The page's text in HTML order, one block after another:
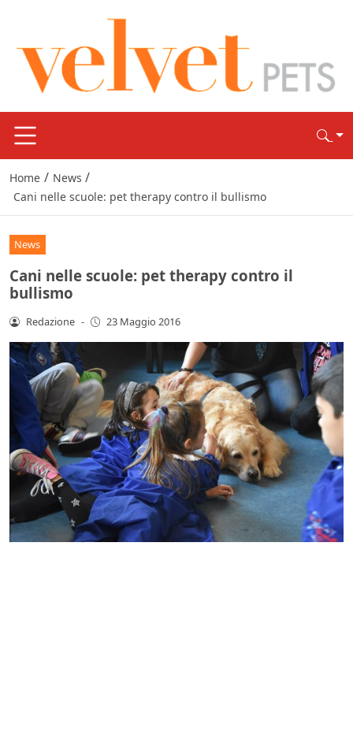
Home / News /
Cani nelle scuole: pet therapy contro il bullismo
News
Cani nelle scuole: pet therapy contro il
bullismo
Redazione - 23 Maggio 2016